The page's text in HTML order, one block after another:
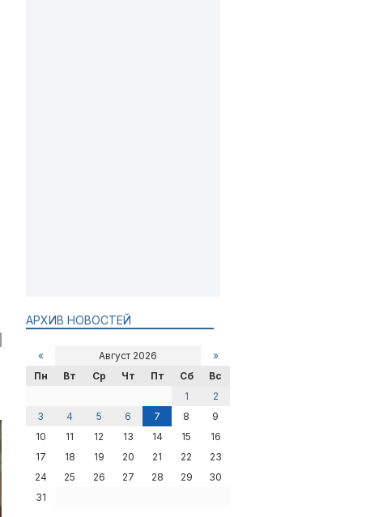
АРХИВ НОВОСТЕЙ
« Август 2026
»
Пн
Вт Ср Чт Пт Сб
Вс
1
2
3
4 5 6 7 8
9
10
11 12 13 14 15
16
17
18 19 20 21 22
23
24
25 26 27 28 29
30
31